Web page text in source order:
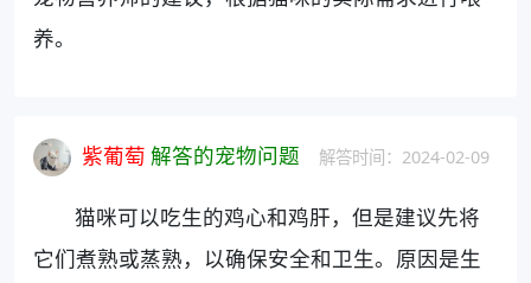
养。
紫葡萄 解答的宠物问题 解答时间：2024-02-09
猫咪可以吃生的鸡心和鸡肝，但是建议先将
它们煮熟或蒸熟，以确保安全和卫生。原因是生